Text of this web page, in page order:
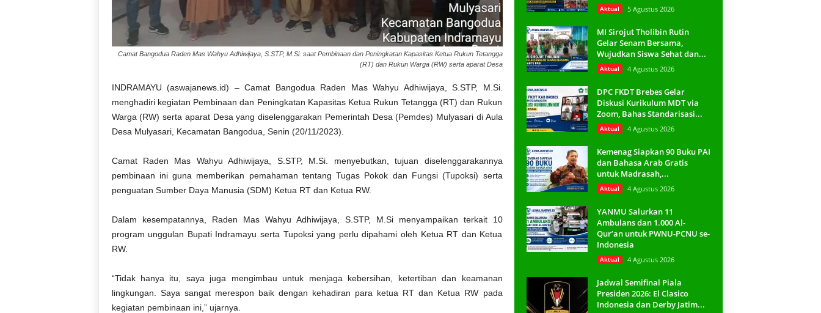
Camat Bangodua Raden Mas Wahyu Adhiwijaya, S.STP, M.Si. saat Pembinaan dan Peningkatan Kapasitas Ketua Rukun Tetangga
(RT) dan Rukun Warga (RW) serta aparat Desa
INDRAMAYU (aswajanews.id) – Camat Bangodua Raden Mas Wahyu Adhiwijaya, S.STP, M.Si.
menghadiri kegiatan Pembinaan dan Peningkatan Kapasitas Ketua Rukun Tetangga (RT) dan Rukun
Warga (RW) serta aparat Desa yang diselenggarakan Pemerintah Desa (Pemdes) Mulyasari di Aula
Desa Mulyasari, Kecamatan Bangodua, Senin (20/11/2023).
Camat Raden Mas Wahyu Adhiwijaya, S.STP, M.Si. menyebutkan, tujuan diselenggarakannya
pembinaan ini guna memberikan pemahaman tentang Tugas Pokok dan Fungsi (Tupoksi) serta
penguatan Sumber Daya Manusia (SDM) Ketua RT dan Ketua RW.
Dalam kesempatannya, Raden Mas Wahyu Adhiwijaya, S.STP, M.Si menyampaikan terkait 10
program unggulan Bupati Indramayu serta Tupoksi yang perlu dipahami oleh Ketua RT dan Ketua
RW.
“Tidak hanya itu, saya juga mengimbau untuk menjaga kebersihan, ketertiban dan keamanan
lingkungan. Saya sangat merespon baik dengan kehadiran para ketua RT dan Ketua RW pada
kegiatan pembinaan ini,” ujarnya.
Aktual 5 Agustus 2026
MI Sirojut Tholibin Rutin
Gelar Senam Bersama,
Wujudkan Siswa Sehat dan...
Aktual 4 Agustus 2026
DPC FKDT Brebes Gelar
Diskusi Kurikulum MDT via
Zoom, Bahas Standarisasi...
Aktual 4 Agustus 2026
Kemenag Siapkan 90 Buku PAI
dan Bahasa Arab Gratis
untuk Madrasah,...
Aktual 4 Agustus 2026
YANMU Salurkan 11
Ambulans dan 1.000 Al-
Qur’an untuk PWNU-PCNU se-
Indonesia
Aktual 4 Agustus 2026
Jadwal Semifinal Piala
Presiden 2026: El Clasico
Indonesia dan Derby Jatim...